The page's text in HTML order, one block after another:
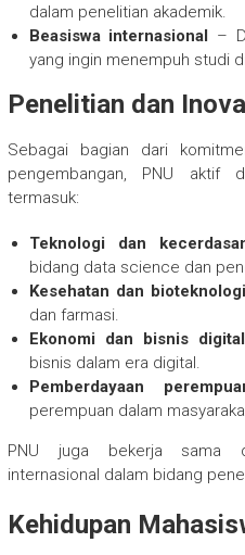
dalam penelitian akademik.
Beasiswa internasional –
yang ingin menempuh studi
Penelitian dan
Sebagai bagian dari
pengembangan, PNU aktif
termasuk:
Teknologi dan
bidang data science dan
Kesehatan dan bioteknologi
dan farmasi.
Ekonomi dan bisnis digital
bisnis dalam era digital.
Pemberdayaan
perempuan dalam
PNU juga bekerja sama
internasional dalam bidang
Kehidupan